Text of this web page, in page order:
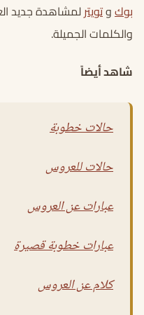
بوكوتويترلمشاهدة جديد
والكلمات الجميلة.
شاهد أيضاً
حالات خطوبة
حالات للعروس
عبارات عن العروس
عبارات خطوبة قصيرة
كلام عن العروس